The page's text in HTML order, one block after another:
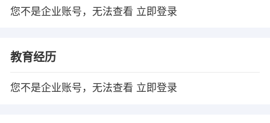
您不是企业账号，无法查看 立即登录
教育经历
您不是企业账号，无法查看 立即登录